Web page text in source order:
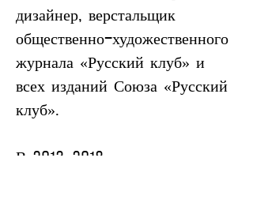
дизайнер, верстальщик
общественно-художественного
журнала «Русский клуб» и
всех изданий Союза «Русский
клуб».
В 2013-2018 гг. руководитель